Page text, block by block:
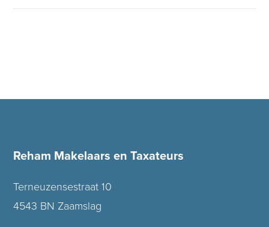
Reham Makelaars en Taxateurs
Terneuzensestraat 10
4543 BN Zaamslag